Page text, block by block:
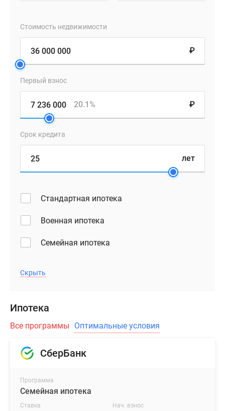
Стоимость недвижимости
₽
Первый взнос
₽
20.1%
Срок кредита
лет
Стандартная ипотека
Военная ипотека
Семейная ипотека
Скрыть
Ипотека
Все программы Оптимальные условия
СберБанк
Программа
Семейная ипотека
Ставка Нач. взнос